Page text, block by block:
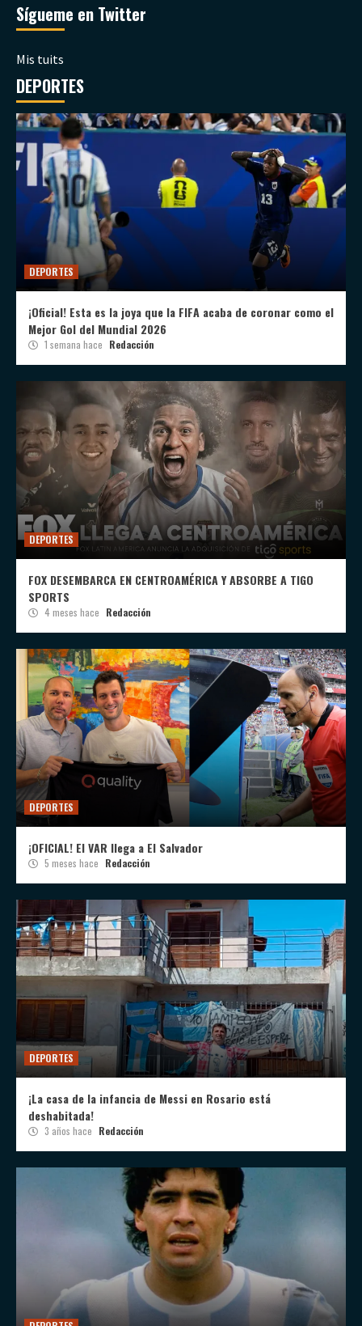
Sígueme en Twitter
Mis tuits
DEPORTES
DEPORTES
¡Oficial! Esta es la joya que la FIFA acaba de coronar como el
Mejor Gol del Mundial 2026
1 semana hace Redacción
DEPORTES
FOX DESEMBARCA EN CENTROAMÉRICA Y ABSORBE A TIGO
SPORTS
4 meses hace Redacción
DEPORTES
¡OFICIAL! El VAR llega a El Salvador
5 meses hace Redacción
DEPORTES
¡La casa de la infancia de Messi en Rosario está
deshabitada!
3 años hace Redacción